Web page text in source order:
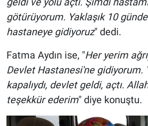
götürüyorum. Yaklaşık 10
hastaneye gidiyoruz" dedi.
Fatma Aydın ise, "Her yerim
Devlet Hastanesi'ne gidiyorum.
kapalıydı, devlet geldi, açtı.
teşekkür ederim" diye konuştu.